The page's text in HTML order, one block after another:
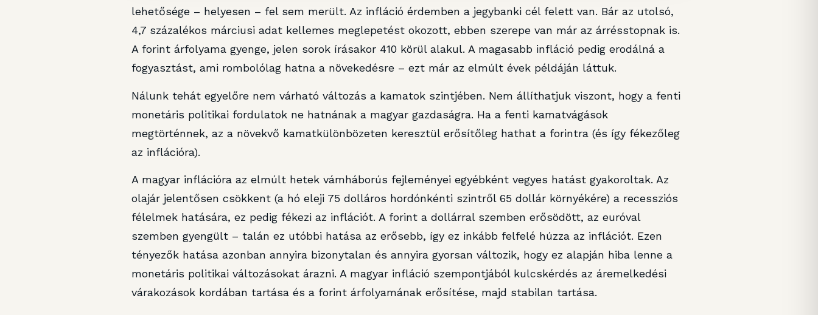
lehetősége – helyesen – fel sem merült. Az infláció érdemben a jegybanki cél felett van. Bár az utolsó,
4,7 százalékos márciusi adat kellemes meglepetést okozott, ebben szerepe van már az árrésstopnak is.
A forint árfolyama gyenge, jelen sorok írásakor 410 körül alakul. A magasabb infláció pedig erodálná a
fogyasztást, ami rombolólag hatna a növekedésre – ezt már az elmúlt évek példáján láttuk.
Nálunk tehát egyelőre nem várható változás a kamatok szintjében. Nem állíthatjuk viszont, hogy a fenti
monetáris politikai fordulatok ne hatnának a magyar gazdaságra. Ha a fenti kamatvágások
megtörténnek, az a növekvő kamatkülönbözeten keresztül erősítőleg hathat a forintra (és így fékezőleg
az inflációra).
A magyar inflációra az elmúlt hetek vámháborús fejleményei egyébként vegyes hatást gyakoroltak. Az
olajár jelentősen csökkent (a hó eleji 75 dolláros hordónkénti szintről 65 dollár környékére) a recessziós
félelmek hatására, ez pedig fékezi az inflációt. A forint a dollárral szemben erősödött, az euróval
szemben gyengült – talán ez utóbbi hatása az erősebb, így ez inkább felfelé húzza az inflációt. Ezen
tényezők hatása azonban annyira bizonytalan és annyira gyorsan változik, hogy ez alapján hiba lenne a
monetáris politikai változásokat árazni. A magyar infláció szempontjából kulcskérdés az áremelkedési
várakozások kordában tartása és a forint árfolyamának erősítése, majd stabilan tartása.